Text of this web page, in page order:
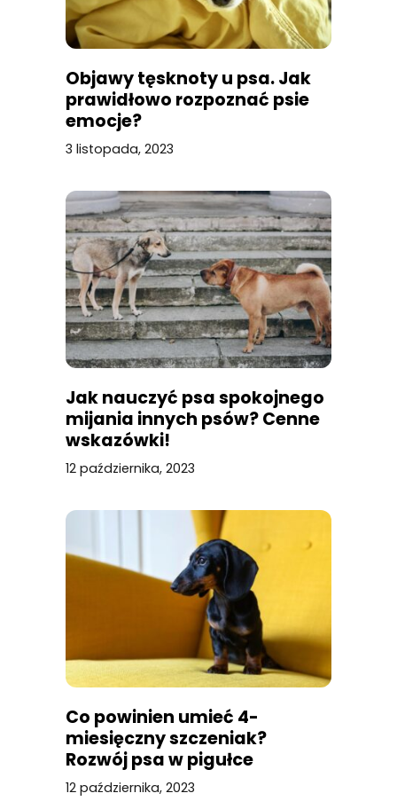
Objawy tęsknoty u psa. Jak
prawidłowo rozpoznać psie
emocje?
3 listopada, 2023
Jak nauczyć psa spokojnego
mijania innych psów? Cenne
wskazówki!
12 października, 2023
Co powinien umieć 4-
miesięczny szczeniak?
Rozwój psa w pigułce
12 października, 2023